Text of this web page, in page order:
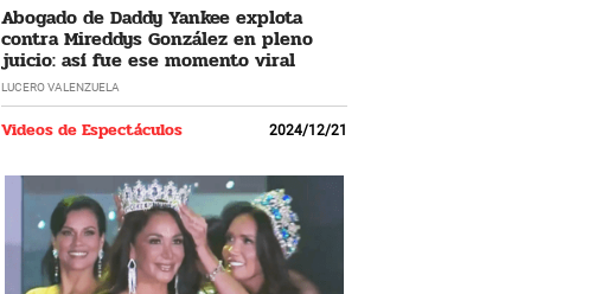
Abogado de Daddy Yankee explota
contra Mireddys González en pleno
juicio: así fue ese momento viral
LUCERO VALENZUELA
Videos de Espectáculos 2024/12/21